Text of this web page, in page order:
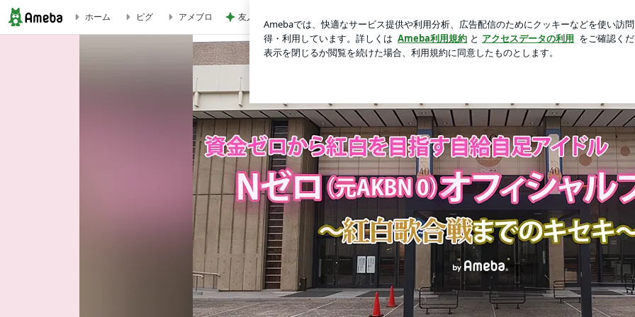
5月23日（日）池尻定例ライブ ユギョン・リコソロデビュー曲発表スペシャル | Nゼロオフィシャルブログ
ホーム ピグ アメブロ 友人が作ってくれた美味しいおつまみ 新規登録